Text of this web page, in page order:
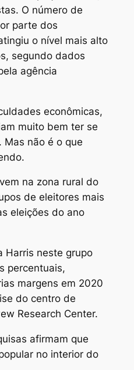
O número de
parte dos
o nível mais alto
segundo dados
agência
econômicas,
muito bem ter se
Mas não é o que
na zona rural do
de eleitores mais
eleições do ano
Harris neste grupo
percentuais,
margens em 2020
do centro de
Research Center.
afirmam que
no interior do